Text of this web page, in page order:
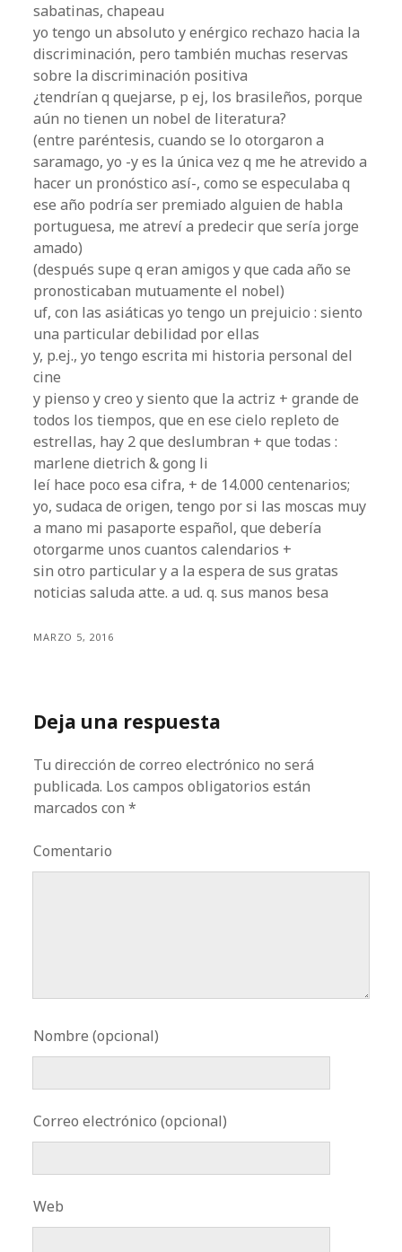
sabatinas, chapeau
yo tengo un absoluto y enérgico rechazo hacia la
discriminación, pero también muchas reservas
sobre la discriminación positiva
¿tendrían q quejarse, p ej, los brasileños, porque
aún no tienen un nobel de literatura?
(entre paréntesis, cuando se lo otorgaron a
saramago, yo -y es la única vez q me he atrevido a
hacer un pronóstico así-, como se especulaba q
ese año podría ser premiado alguien de habla
portuguesa, me atreví a predecir que sería jorge
amado)
(después supe q eran amigos y que cada año se
pronosticaban mutuamente el nobel)
uf, con las asiáticas yo tengo un prejuicio : siento
una particular debilidad por ellas
y, p.ej., yo tengo escrita mi historia personal del
cine
y pienso y creo y siento que la actriz + grande de
todos los tiempos, que en ese cielo repleto de
estrellas, hay 2 que deslumbran + que todas :
marlene dietrich & gong li
leí hace poco esa cifra, + de 14.000 centenarios;
yo, sudaca de origen, tengo por si las moscas muy
a mano mi pasaporte español, que debería
otorgarme unos cuantos calendarios +
sin otro particular y a la espera de sus gratas
noticias saluda atte. a ud. q. sus manos besa
MARZO 5, 2016
Deja una respuesta
Tu dirección de correo electrónico no será
publicada. Los campos obligatorios están
marcados con*
Comentario
Nombre (opcional)
Correo electrónico (opcional)
Web